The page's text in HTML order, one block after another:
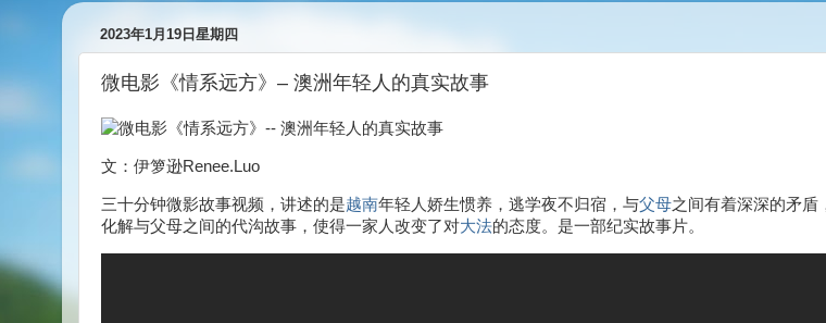
2023年1月19日星期四
微电影《情系远方》– 澳洲年轻人的真实故事
文：伊箩逊Renee.Luo
三十分钟微影故事视频，讲述的是越南年轻人娇生惯养，逃学夜不归宿，与父母之间有着深深的矛盾
化解与父母之间的代沟故事，使得一家人改变了对大法的态度。是一部纪实故事片。